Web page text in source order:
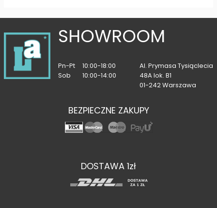
SHOWROOM
Pn-Pt
10:00-18:00
Sob
10:00-14:00
Al. Prymasa Tysiąclecia
48A lok. B1
01-242 Warszawa
BEZPIECZNE ZAKUPY
DOSTAWA 1zł